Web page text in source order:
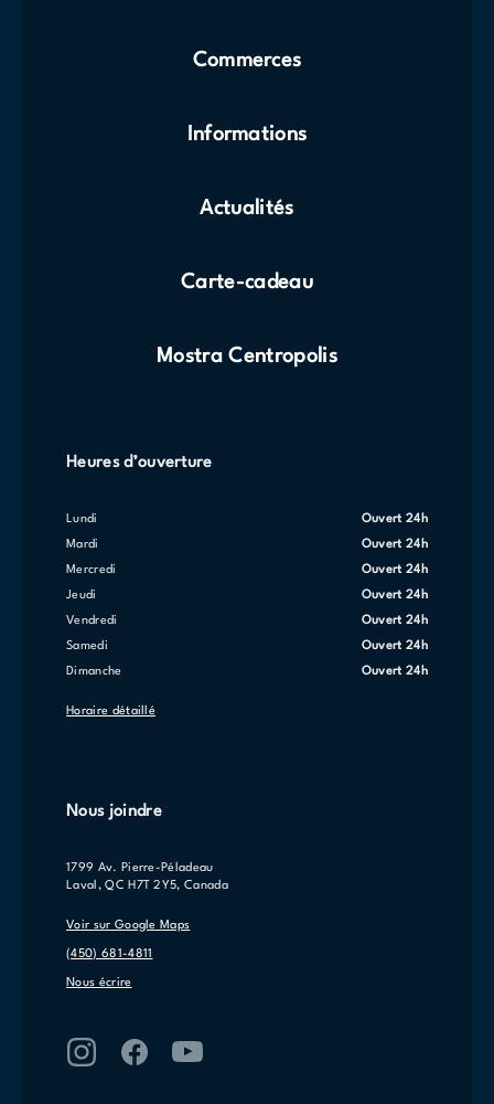
Commerces
Informations
Actualités
Carte-cadeau
Mostra Centropolis
Heures d’ouverture
lundi Ouvert 24h
mardi Ouvert 24h
mercredi Ouvert 24h
jeudi Ouvert 24h
vendredi Ouvert 24h
samedi Ouvert 24h
dimanche Ouvert 24h
Horaire détaillé
Nous joindre
1799 Av. Pierre-Péladeau
Laval, QC H7T 2Y5, Canada
Voir sur Google Maps
(450) 681-4811
Nous écrire